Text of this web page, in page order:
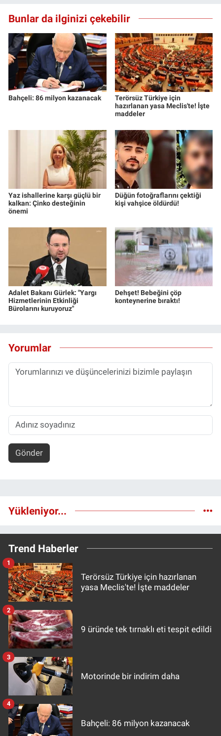
Bunlar da ilginizi çekebilir
Bahçeli: 86 milyon kazanacak
Terörsüz Türkiye için
hazırlanan yasa Meclis'te! İşte
maddeler
Yaz ishallerine karşı güçlü bir
kalkan: Çinko desteğinin
önemi
Düğün fotoğraflarını çektiği
kişi vahşice öldürdü!
Adalet Bakanı Gürlek: "Yargı
Hizmetlerinin Etkinliği
Bürolarını kuruyoruz"
Dehşet! Bebeğini çöp
konteynerine bıraktı!
Yorumlar
Gönder
Yükleniyor...
Trend Haberler
Terörsüz Türkiye için hazırlanan
yasa Meclis'te! İşte maddeler
1
9 üründe tek tırnaklı eti tespit edildi
2
Motorinde bir indirim daha
3
Bahçeli: 86 milyon kazanacak
4